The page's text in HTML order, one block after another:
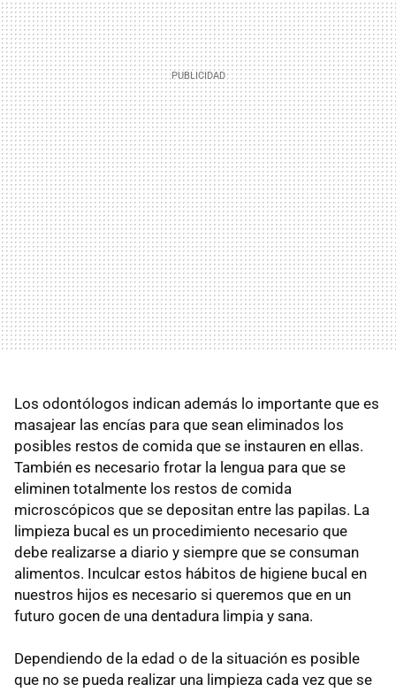
Los odontólogos indican además lo importante que es
masajear las encías para que sean eliminados los
posibles restos de comida que se instauren en ellas.
También es necesario frotar la lengua para que se
eliminen totalmente los restos de comida
microscópicos que se depositan entre las papilas. La
limpieza bucal es un procedimiento necesario que
debe realizarse a diario y siempre que se consuman
alimentos. Inculcar estos hábitos de higiene bucal en
nuestros hijos es necesario si queremos que en un
futuro gocen de una dentadura limpia y sana.
Dependiendo de la edad o de la situación es posible
que no se pueda realizar una limpieza cada vez que se